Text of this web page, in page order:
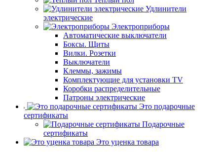
Удлинители
электрические
Электроприборы
Автоматические выключатели
Боксы. Щиты
Вилки. Розетки
Выключатели
Клеммы, зажимы
Комплектующие для установки TV
Коробки распределительные
Патроны электрические
Это подарочные
сертификаты
Подарочные
сертификаты
Это уценка товара